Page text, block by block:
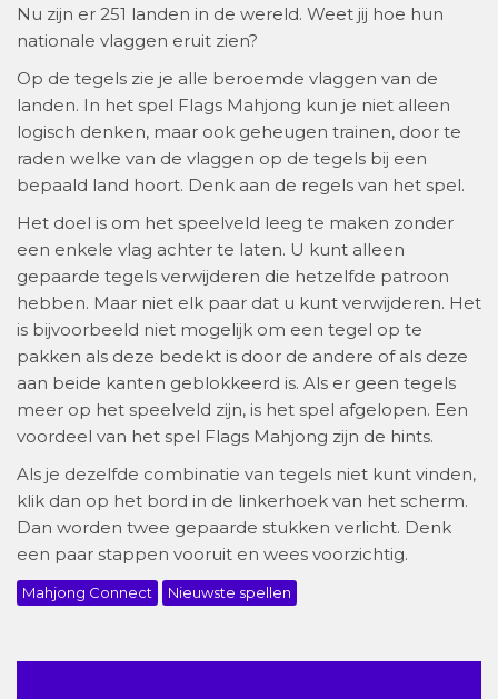
Nu zijn er 251 landen in de wereld. Weet jij hoe hun
nationale vlaggen eruit zien?
Op de tegels zie je alle beroemde vlaggen van de
landen. In het spel Flags Mahjong kun je niet alleen
logisch denken, maar ook geheugen trainen, door te
raden welke van de vlaggen op de tegels bij een
bepaald land hoort. Denk aan de regels van het spel.
Het doel is om het speelveld leeg te maken zonder
een enkele vlag achter te laten. U kunt alleen
gepaarde tegels verwijderen die hetzelfde patroon
hebben. Maar niet elk paar dat u kunt verwijderen. Het
is bijvoorbeeld niet mogelijk om een tegel op te
pakken als deze bedekt is door de andere of als deze
aan beide kanten geblokkeerd is. Als er geen tegels
meer op het speelveld zijn, is het spel afgelopen. Een
voordeel van het spel Flags Mahjong zijn de hints.
Als je dezelfde combinatie van tegels niet kunt vinden,
klik dan op het bord in de linkerhoek van het scherm.
Dan worden twee gepaarde stukken verlicht. Denk
een paar stappen vooruit en wees voorzichtig.
Mahjong Connect Nieuwste spellen